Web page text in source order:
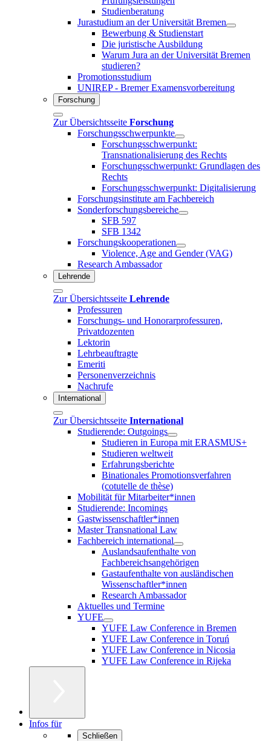
Studienberatung
Jurastudium an der Universität Bremen
Bewerbung & Studienstart
Die juristische Ausbildung
Warum Jura an der Universität Bremen
studieren?
Promotionsstudium
UNIREP - Bremer Examensvorbereitung
Forschung
Zur Übersichtsseite Forschung
Forschungsschwerpunkte
Forschungsschwerpunkt:
Transnationalisierung des Rechts
Forschungsschwerpunkt: Grundlagen des
Rechts
Forschungsschwerpunkt: Digitalisierung
Forschungsinstitute am Fachbereich
Sonderforschungsbereiche
SFB 597
SFB 1342
Forschungskooperationen
Violence, Age and Gender (VAG)
Research Ambassador
Lehrende
Zur Übersichtsseite Lehrende
Professuren
Forschungs- und Honorarprofessuren,
Privatdozenten
Lektorin
Lehrbeauftragte
Emeriti
Personenverzeichnis
Nachrufe
International
Zur Übersichtsseite International
Studierende: Outgoings
Studieren in Europa mit ERASMUS+
Studieren weltweit
Erfahrungsberichte
Binationales Promotionsverfahren
(cotutelle de thèse)
Mobilität für Mitarbeiter*innen
Studierende: Incomings
Gastwissenschaftler*innen
Master Transnational Law
Fachbereich international
Auslandsaufenthalte von
Fachbereichsangehörigen
Gastaufenthalte von ausländischen
Wissenschaftler*innen
Research Ambassador
Aktuelles und Termine
YUFE
YUFE Law Conference in Bremen
YUFE Law Conference in Toruń
YUFE Law Conference in Nicosia
YUFE Law Conference in Rijeka
Infos für
Schließen